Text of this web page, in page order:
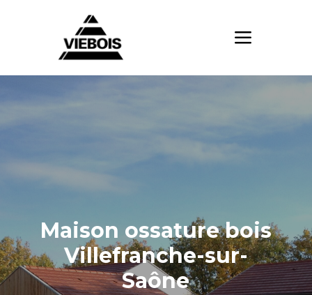
Maison ossature bois
Villefranche-sur-
Saône